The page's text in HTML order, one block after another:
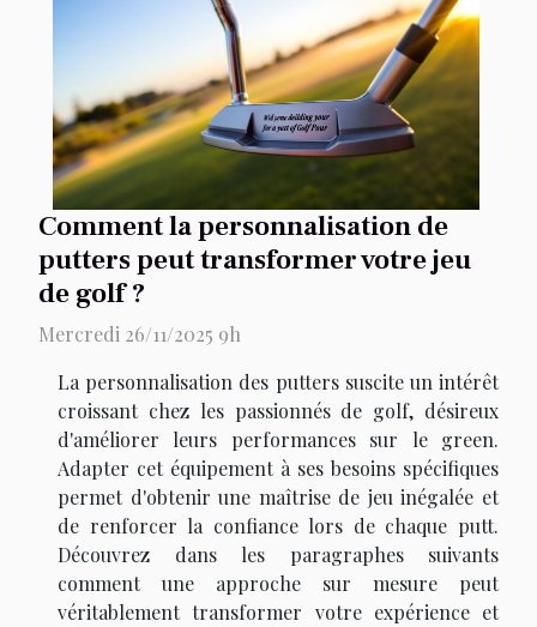
Comment la personnalisation de
putters peut transformer votre jeu
de golf ?
Mercredi 26/11/2025 9h
La personnalisation des putters suscite un intérêt
croissant chez les passionnés de golf, désireux
d'améliorer leurs performances sur le green.
Adapter cet équipement à ses besoins spécifiques
permet d'obtenir une maîtrise de jeu inégalée et
de renforcer la confiance lors de chaque putt.
Découvrez dans les paragraphes suivants
comment une approche sur mesure peut
véritablement transformer votre expérience et